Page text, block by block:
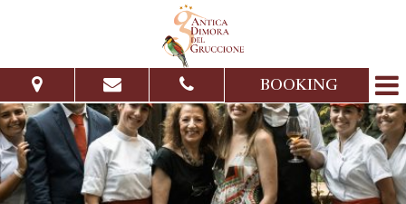
BOOKING
Du: Au:
Adultes: Enfants: